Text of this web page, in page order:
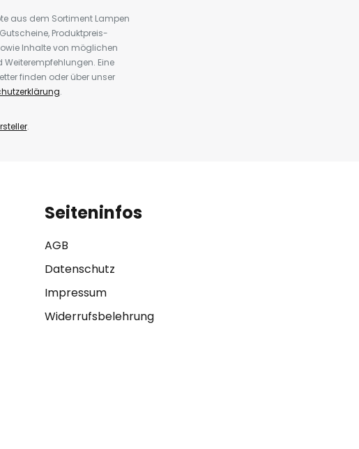
aus dem Sortiment Lampen
Produktpreis-
Inhalte von möglichen
Eine
finden oder über unser
.
.
Seiteninfos
AGB
Datenschutz
Impressum
Widerrufsbelehrung